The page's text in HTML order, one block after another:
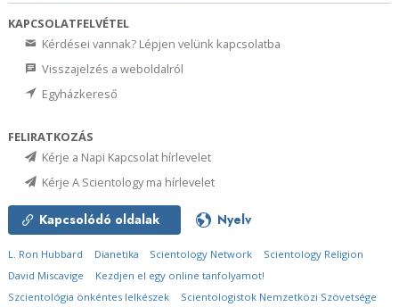
KAPCSOLATFELVÉTEL
Kérdései vannak? Lépjen velünk kapcsolatba
Visszajelzés a weboldalról
Egyházkereső
FELIRATKOZÁS
Kérje a Napi Kapcsolat hírlevelet
Kérje A Scientology ma hírlevelet
Kapcsolódó oldalak Nyelv
L. Ron Hubbard Dianetika Scientology Network
Scientology Religion
David Miscavige
Kezdjen el egy online tanfolyamot!
Szcientológia önkéntes lelkészek
Scientologistok Nemzetközi Szövetsége